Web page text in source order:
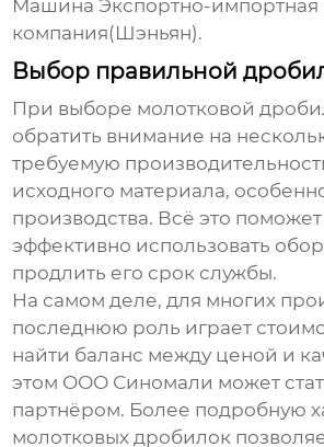
Машина Экспортно-импортная
компания(Шэньян).
Выбор правильной
При выборе молотковой
обратить внимание на
требуемую
исходного материала,
производства. Всё это
эффективно использовать
продлить его срок службы.
На самом деле, для многих
последнюю роль играет
найти баланс между ценой и
этом ООО Синомали может
партнёром. Более подробную
молотковых дробилок